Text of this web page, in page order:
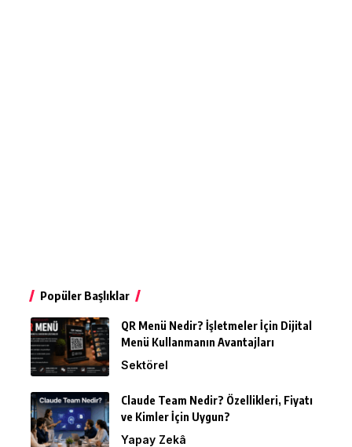
Popüler Başlıklar
QR Menü Nedir? İşletmeler İçin Dijital
Menü Kullanmanın Avantajları
Sektörel
Claude Team Nedir? Özellikleri, Fiyatı
ve Kimler İçin Uygun?
Yapay Zekâ